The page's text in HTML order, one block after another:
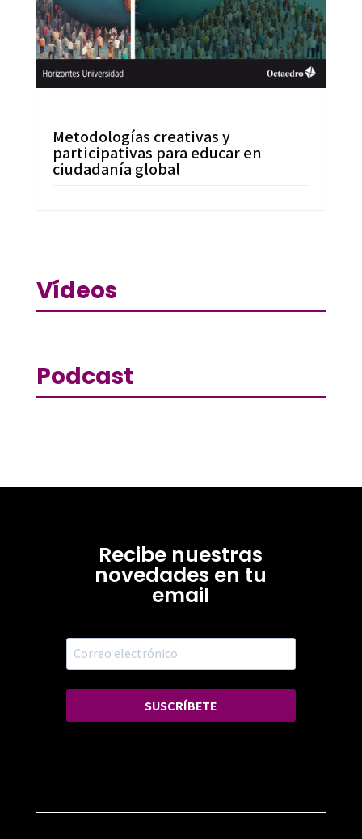
Metodologías creativas y
participativas para educar en
ciudadanía global
Vídeos
Podcast
Recibe nuestras
novedades en tu
email
SUSCRÍBETE